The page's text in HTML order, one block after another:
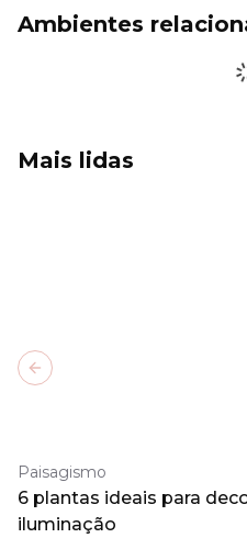
Ambientes
Mais lidas
Paisagismo
6 plantas ideais para
iluminação
Previous slide